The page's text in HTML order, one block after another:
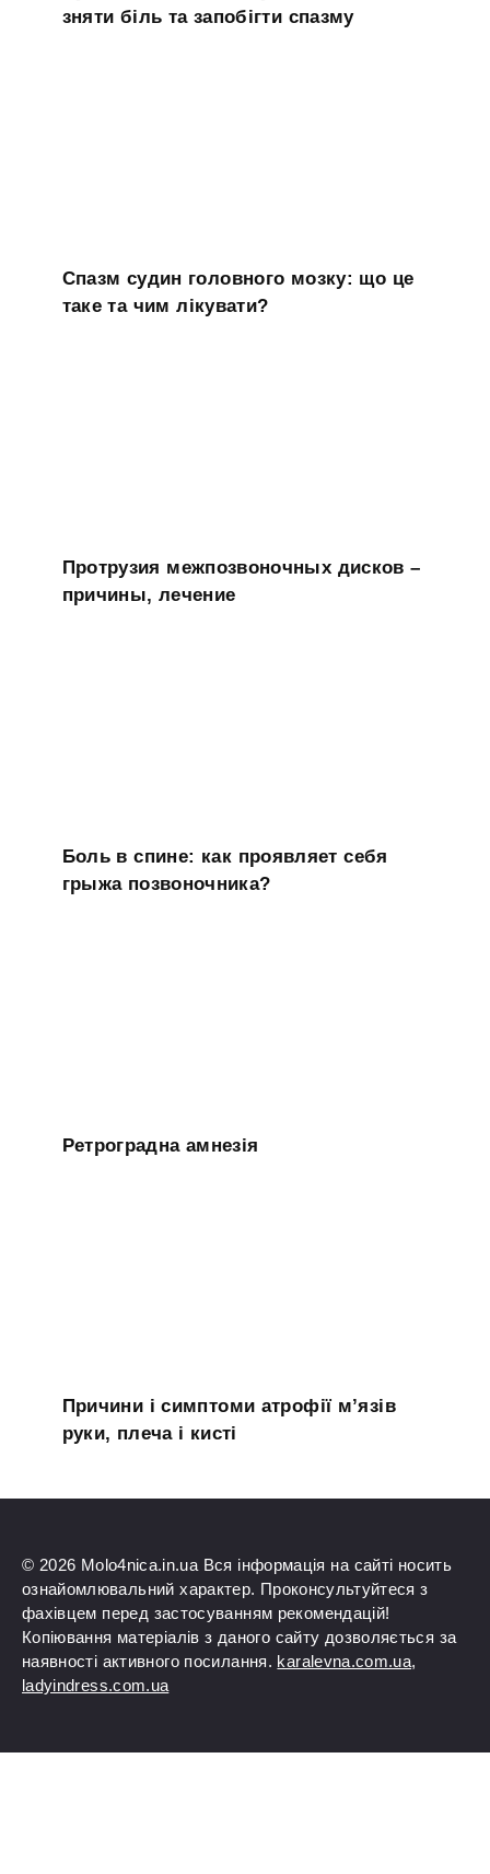
зняти біль та запобігти спазму
Спазм судин головного мозку: що це
таке та чим лікувати?
Протрузия межпозвоночных дисков –
причины, лечение
Боль в спине: как проявляет себя
грыжа позвоночника?
Ретроградна амнезія
Причини і симптоми атрофії м’язів
руки, плеча і кисті
© 2026 Molo4nica.in.ua Вся інформація на сайті носить
ознайомлювальний характер. Проконсультуйтеся з
фахівцем перед застосуванням рекомендацій!
Копіювання матеріалів з даного сайту дозволяється за
наявності активного посилання. karalevna.com.ua,
ladyindress.com.ua